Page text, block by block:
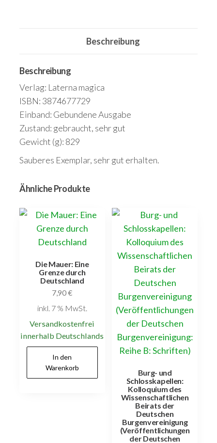
Beschreibung
Beschreibung
Verlag: Laterna magica
ISBN: 3874677729
Einband: Gebundene Ausgabe
Zustand: gebraucht, sehr gut
Gewicht (g): 829
Sauberes Exemplar, sehr gut erhalten.
Ähnliche Produkte
Die Mauer: Eine
Grenze durch
Deutschland
7,90€
inkl. 7 % MwSt.
Versandkostenfrei
innerhalb Deutschlands
In den
Warenkorb
Burg- und
Schlosskapellen:
Kolloquium des
Wissenschaftlichen
Beirats der
Deutschen
Burgenvereinigung
(Veröffentlichungen
der Deutschen